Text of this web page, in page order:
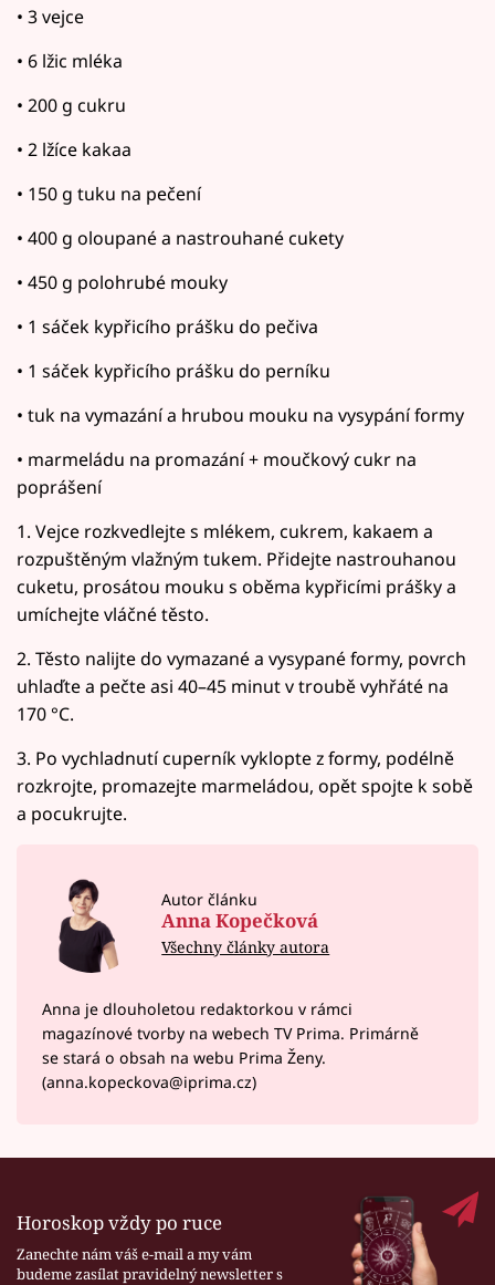
• 3 vejce
• 6 lžic mléka
• 200 g cukru
• 2 lžíce kakaa
• 150 g tuku na pečení
• 400 g oloupané a nastrouhané cukety
• 450 g polohrubé mouky
• 1 sáček kypřicího prášku do pečiva
• 1 sáček kypřicího prášku do perníku
• tuk na vymazání a hrubou mouku na vysypání formy
• marmeládu na promazání + moučkový cukr na
poprášení
1. Vejce rozkvedlejte s mlékem, cukrem, kakaem a
rozpuštěným vlažným tukem. Přidejte nastrouhanou
cuketu, prosátou mouku s oběma kypřicími prášky a
umíchejte vláčné těsto.
2. Těsto nalijte do vymazané a vysypané formy, povrch
uhlaďte a pečte asi 40–45 minut v troubě vyhřáté na
170 °C.
3. Po vychladnutí cuperník vyklopte z formy, podélně
rozkrojte, promazejte marmeládou, opět spojte k sobě
a pocukrujte.
Autor článku
Anna Kopečková
Všechny články autora
Anna je dlouholetou redaktorkou v rámci
magazínové tvorby na webech TV Prima. Primárně
se stará o obsah na webu Prima Ženy.
(anna.kopeckova@iprima.cz)
Horoskop vždy po ruce
Zanechte nám váš e-mail a my vám
budeme zasílat pravidelný newsletter s